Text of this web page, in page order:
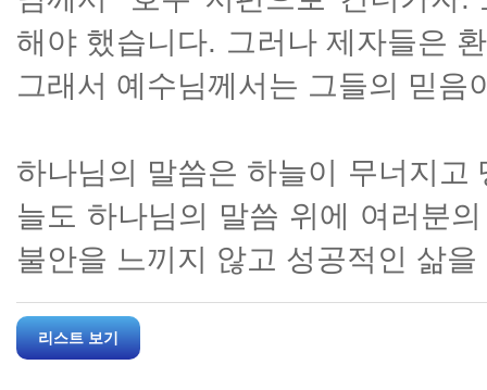
해야 했습니다. 그러나 제자들은
그래서 예수님께서는 그들의 믿음
하나님의 말씀은 하늘이 무너지
늘도 하나님의 말씀 위에 여러분
불안을 느끼지 않고 성공적인 삶
리스트 보기